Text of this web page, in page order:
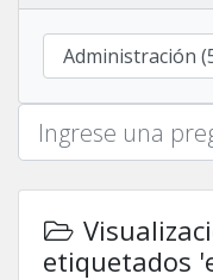
etiquetados